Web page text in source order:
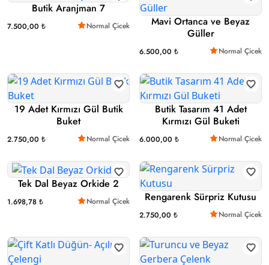
Butik Aranjman 7
7.500,00 ₺ Normal Çicek
Mavi Ortanca ve Beyaz
Güller
6.500,00 ₺ Normal Çicek
19 Adet Kırmızı Gül Butik
Buket
2.750,00 ₺ Normal Çicek
Butik Tasarım 41 Adet
Kırmızı Gül Buketi
6.000,00 ₺ Normal Çicek
Tek Dal Beyaz Orkide 2
1.698,78 ₺ Normal Çicek Rengarenk Sürpriz Kutusu
2.750,00 ₺ Normal Çicek